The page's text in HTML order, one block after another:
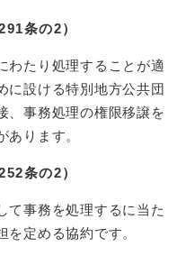
条の2）
たり処理することが適
に設ける特別地方公共団
、事務処理の権限移譲を
ります。
条の2）
事務を処理するに当た
定める協約です。